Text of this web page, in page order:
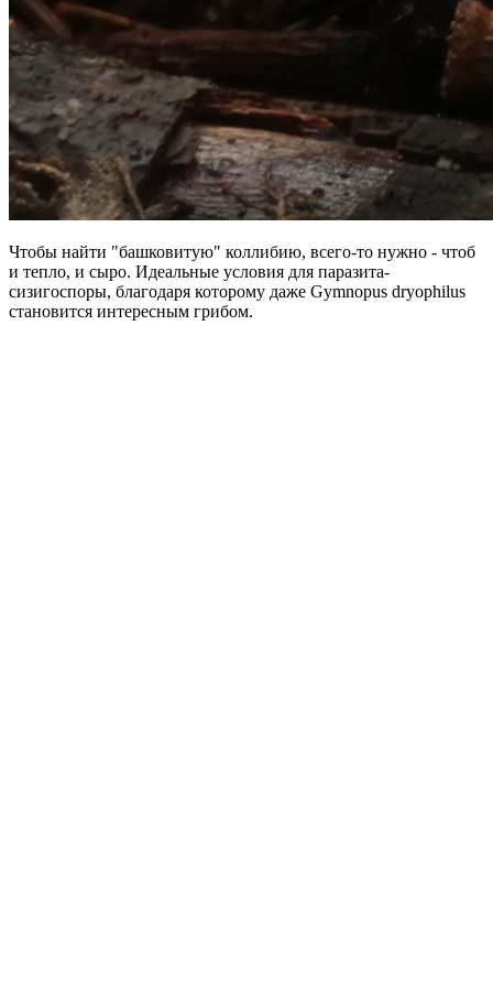
Чтобы найти "башковитую" коллибию, всего-то нужно - чтоб
и тепло, и сыро. Идеальные условия для паразита-
сизигоспоры, благодаря которому даже Gymnopus dryophilus
становится интересным грибом.